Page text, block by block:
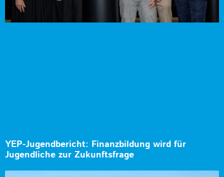
YEP-Jugendbericht: Finanzbildung wird für
Jugendliche zur Zukunftsfrage